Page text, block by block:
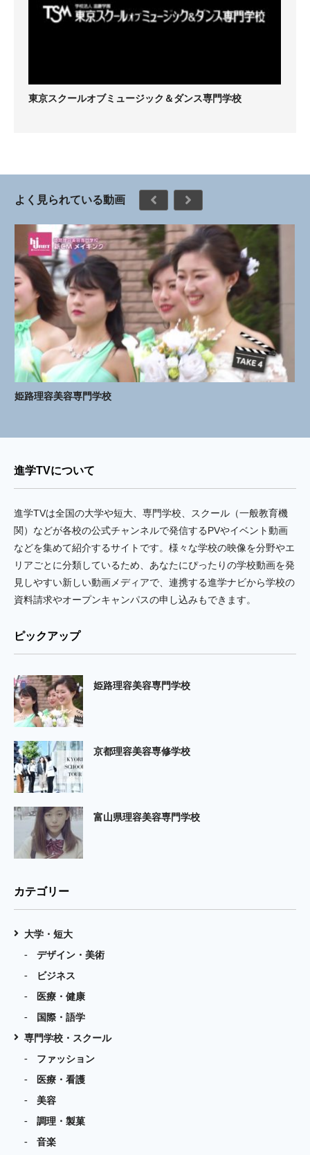
東京スクールオブミュージック＆ダンス専門学校
よく見られている動画
姫路理容美容専門学校
進学TVについて
進学TVは全国の大学や短大、専門学校、スクール（一般教育機
関）などが各校の公式チャンネルで発信するPVやイベント動画
などを集めて紹介するサイトです。様々な学校の映像を分野やエ
リアごとに分類しているため、あなたにぴったりの学校動画を発
見しやすい新しい動画メディアで、連携する進学ナビから学校の
資料請求やオープンキャンパスの申し込みもできます。
ピックアップ
姫路理容美容専門学校
京都理容美容専修学校
富山県理容美容専門学校
カテゴリー
大学・短大
デザイン・美術
ビジネス
医療・健康
国際・語学
専門学校・スクール
ファッション
医療・看護
美容
調理・製菓
音楽